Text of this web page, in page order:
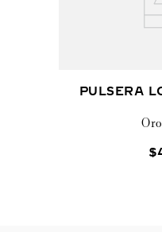
PULSERA
$